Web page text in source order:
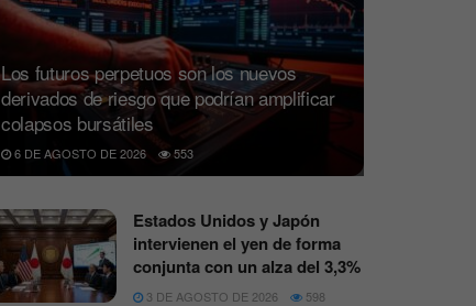
Los futuros perpetuos son los nuevos
derivados de riesgo que podrían amplificar
colapsos bursátiles
6 DE AGOSTO DE 2026 553
Estados Unidos y Japón
intervienen el yen de forma
conjunta con un alza del 3,3%
3 DE AGOSTO DE 2026 598